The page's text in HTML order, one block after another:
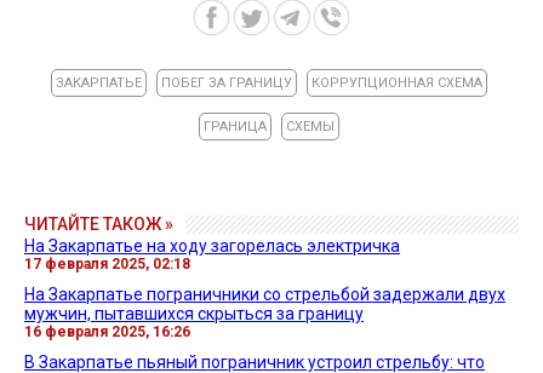
ЗАКАРПАТЬЕ ПОБЕГ ЗА ГРАНИЦУ КОРРУПЦИОННАЯ СХЕМА
ГРАНИЦА СХЕМЫ
ЧИТАЙТЕ ТАКОЖ »
На Закарпатье на ходу загорелась электричка
17 февраля 2025, 02:18
На Закарпатье пограничники со стрельбой задержали двух
мужчин, пытавшихся скрыться за границу
16 февраля 2025, 16:26
В Закарпатье пьяный пограничник устроил стрельбу: что